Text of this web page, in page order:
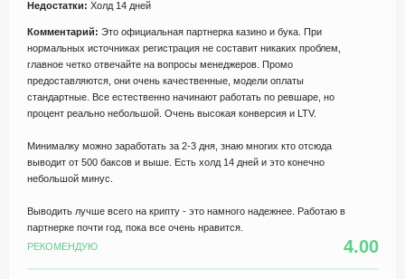
Недостатки: Холд 14 дней
Комментарий: Это официальная партнерка казино и бука. При
нормальных источниках регистрация не составит никаких проблем,
главное четко отвечайте на вопросы менеджеров. Промо
предоставляются, они очень качественные, модели оплаты
стандартные. Все естественно начинают работать по ревшаре, но
процент реально небольшой. Очень высокая конверсия и LTV.
Минималку можно заработать за 2-3 дня, знаю многих кто отсюда
выводит от 500 баксов и выше. Есть холд 14 дней и это конечно
небольшой минус.
Выводить лучше всего на крипту - это намного надежнее. Работаю в
партнерке почти год, пока все очень нравится.
РЕКОМЕНДУЮ
4.00